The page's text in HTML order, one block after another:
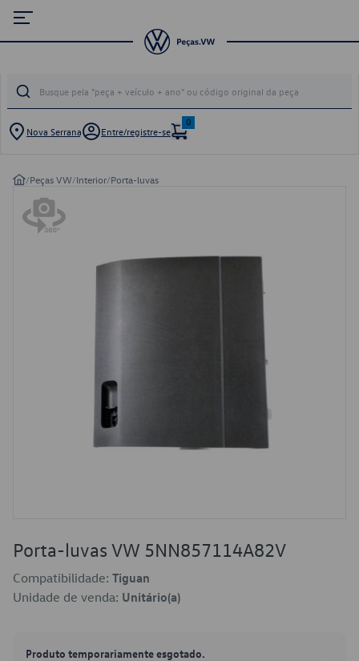
Nova Serrana Entre/registre-se
0
/Peças VW/Interior/Porta-luvas
Porta-luvas VW 5NN857114A82V
Compatibilidade: Tiguan
Unidade de venda: Unitário(a)
Produto temporariamente esgotado.